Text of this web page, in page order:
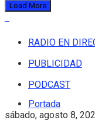
Load More
RADIO EN
PUBLICIDAD
PODCAST
sábado, agosto 8,
Portada